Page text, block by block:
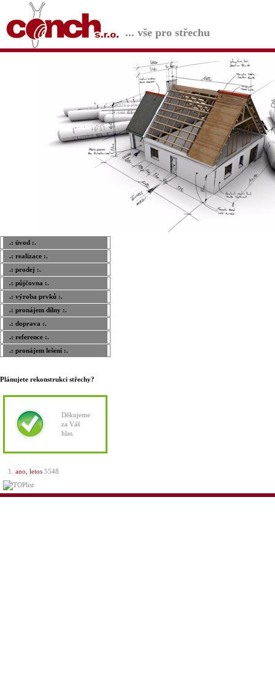
... vše pro střechu
.: úvod :.
.: realizace :.
.: prodej :.
.: půjčovna :.
.: výroba prvků :.
.: pronájem dílny :.
.: doprava :.
.: reference :.
.: pronájem lešení :.
Plánujete rekonstrukci střechy?
Děkujeme
za Váš
hlas.
ano, letos 5548